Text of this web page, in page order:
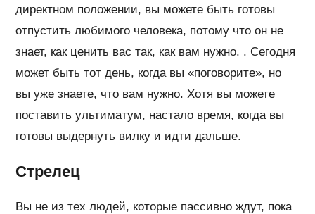
директном положении, вы можете быть готовы
отпустить любимого человека, потому что он не
знает, как ценить вас так, как вам нужно. . Сегодня
может быть тот день, когда вы «поговорите», но
вы уже знаете, что вам нужно. Хотя вы можете
поставить ультиматум, настало время, когда вы
готовы выдернуть вилку и идти дальше.
Стрелец
Вы не из тех людей, которые пассивно ждут, пока